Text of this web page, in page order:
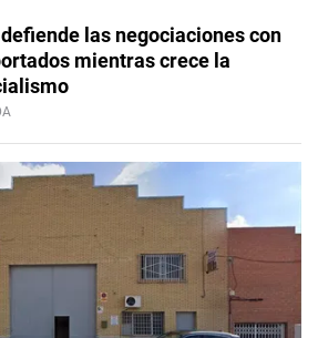
las negociaciones con
mientras crece la